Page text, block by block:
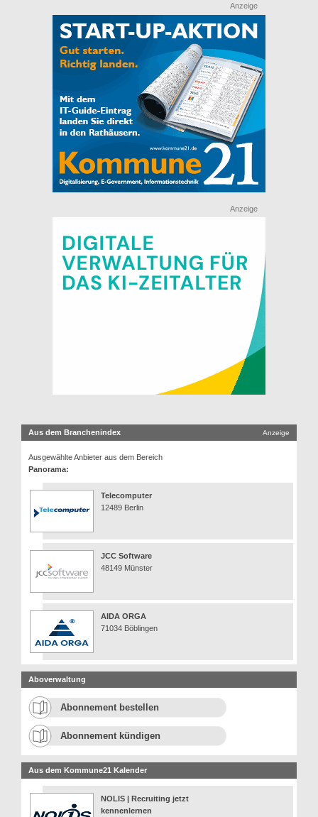
Anzeige
Anzeige
Aus dem Branchenindex Anzeige
Ausgewählte Anbieter aus dem Bereich
Panorama:
Telecomputer
12489 Berlin
JCC Software
48149 Münster
AIDA ORGA
71034 Böblingen
Aboverwaltung
Abonnement bestellen
Abonnement kündigen
Aus dem Kommune21 Kalender
NOLIS | Recruiting jetzt
kennenlernen